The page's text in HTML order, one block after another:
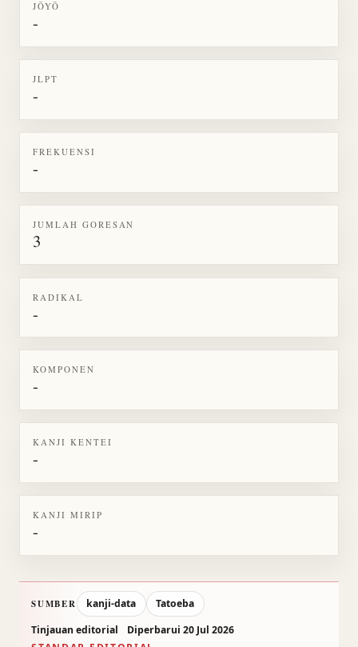
JŌYŌ
-
JLPT
-
FREKUENSI
-
JUMLAH GORESAN
3
RADIKAL
-
KOMPONEN
-
KANJI KENTEI
-
KANJI MIRIP
-
SUMBER kanji-data
Tatoeba
Tinjauan editorial
Diperbarui 20 Jul 2026